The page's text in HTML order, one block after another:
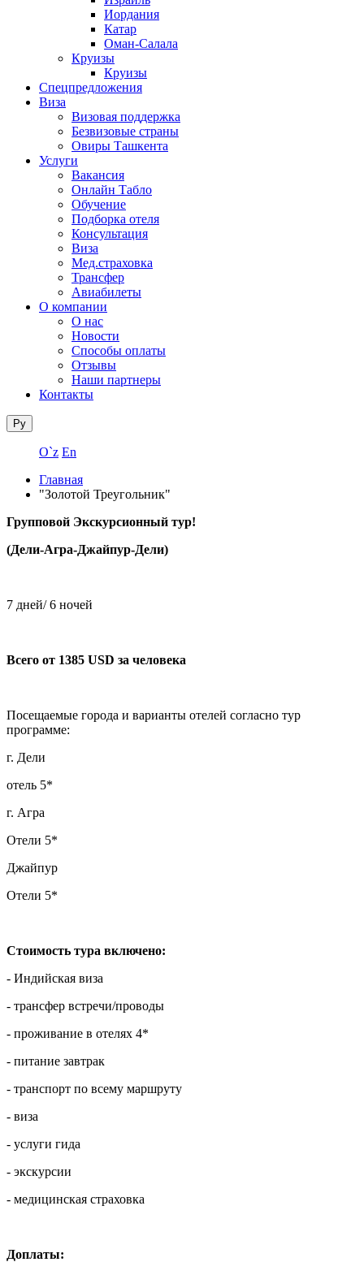
Иордания
Катар
Оман-Салала
Круизы
Круизы
Спецпредложения
Виза
Визовая поддержка
Безвизовые страны
Овиры Ташкента
Услуги
Вакансия
Онлайн Табло
Обучение
Подборка отеля
Консультация
Виза
Мед.страховка
Трансфер
Авиабилеты
О компании
О нас
Новости
Способы оплаты
Отзывы
Наши партнеры
Контакты
Ру
O`z En
Главная
"Золотой Треугольник"
Групповой Экскурсионный тур!
(Дели-Агра-Джайпур-Дели)
7 дней/ 6 ночей
Всего от 1385 USD за человека
Посещаемые города и варианты отелей согласно тур
программе:
г. Дели
отель 5*
г. Агра
Отели 5*
Джайпур
Отели 5*
Стоимость тура включено:
- Индийская виза
- трансфер встречи/проводы
- проживание в отелях 4*
- питание завтрак
- транспорт по всему маршруту
- виза
- услуги гида
- экскурсии
- медицинская страховка
Доплаты: